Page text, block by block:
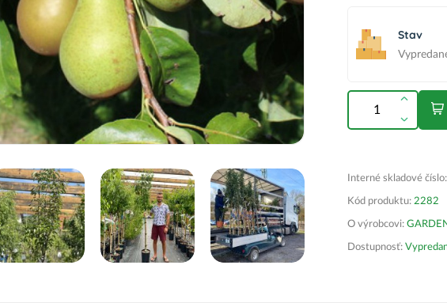
Stav
Interné skladové číslo:
Kód produktu: 2282
O výrobcovi:
Dostupnosť: